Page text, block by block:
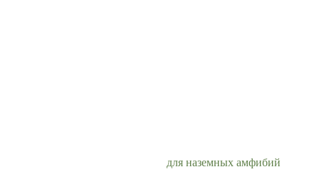
для наземных амфибий